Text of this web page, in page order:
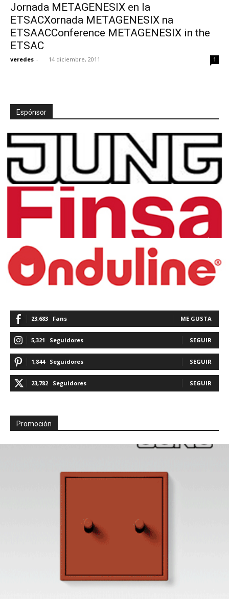
Jornada METAGENESIX en la
ETSACXornada METAGENESIX na
ETSAACConference METAGENESIX in the
ETSAC
veredes - 14 diciembre, 2011 1
Espónsor
23,683 Fans ME GUSTA
5,321 Seguidores SEGUIR
1,844 Seguidores SEGUIR
23,782 Seguidores SEGUIR
Promoción